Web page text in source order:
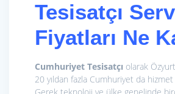
Tesisatçı
Fiyatları Ne
Cumhuriyet Tesisatçı olarak
20 yıldan fazla Cumhuriyet da